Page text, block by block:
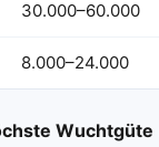
30.000–60.000
8.000–24.000
Wuchtgüte